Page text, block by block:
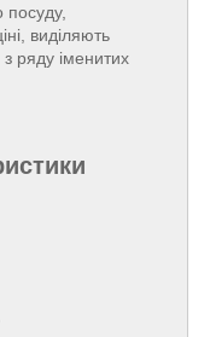
виділяють
ряду іменитих